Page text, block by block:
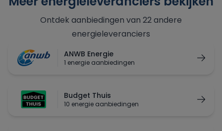
Ontdek aanbiedingen van 22 andere
energieleveranciers
ANWB Energie
1 energie aanbiedingen
Budget Thuis
10 energie aanbiedingen